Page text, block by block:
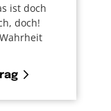
ist doch
doch!